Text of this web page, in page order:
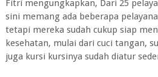
Fitri mengungkapkan, Dari 25
sini memang ada beberapa
tetapi mereka sudah cukup siap
kesehatan, mulai dari cuci tangan,
juga kursi kursinya sudah diatur